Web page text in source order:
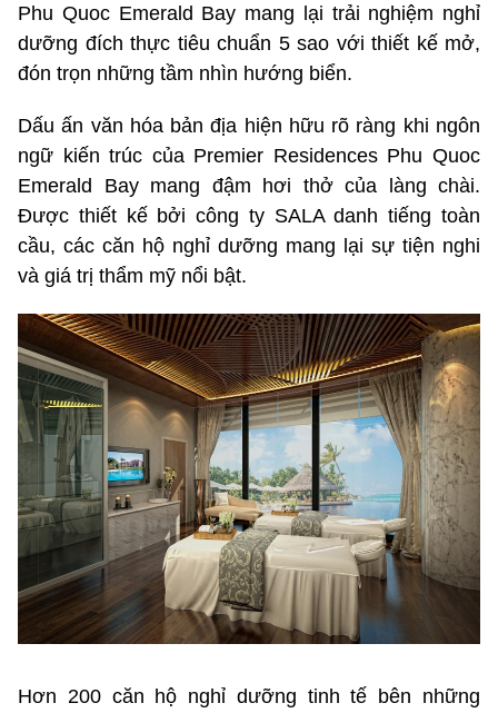
Phu Quoc Emerald Bay mang lại trải nghiệm nghỉ
dưỡng đích thực tiêu chuẩn 5 sao với thiết kế mở,
đón trọn những tầm nhìn hướng biển.
Dấu ấn văn hóa bản địa hiện hữu rõ ràng khi ngôn
ngữ kiến trúc của Premier Residences Phu Quoc
Emerald Bay mang đậm hơi thở của làng chài.
Được thiết kế bởi công ty SALA danh tiếng toàn
cầu, các căn hộ nghỉ dưỡng mang lại sự tiện nghi
và giá trị thẩm mỹ nổi bật.
Hơn 200 căn hộ nghỉ dưỡng tinh tế bên những